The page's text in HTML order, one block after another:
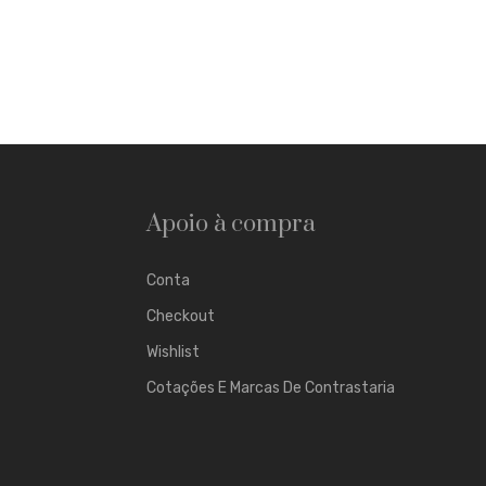
Apoio à compra
Conta
Checkout
Wishlist
Cotações E Marcas De Contrastaria